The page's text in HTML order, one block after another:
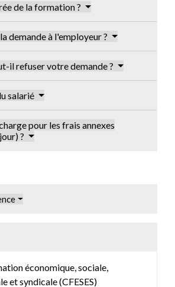
de la formation ?
demande à l'employeur ?
il refuser votre demande ?
salarié
pour les frais annexes
?
économique, sociale,
et syndicale (CFESES)